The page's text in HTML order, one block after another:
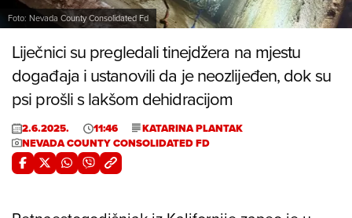
Foto: Nevada County Consolidated Fd
Liječnici su pregledali tinejdžera na mjestu
događaja i ustanovili da je neozlijeđen, dok su
psi prošli s lakšom dehidracijom
2.6.2025. 11:46
KATARINA PLANTAK
NEVADA COUNTY CONSOLIDATED FD